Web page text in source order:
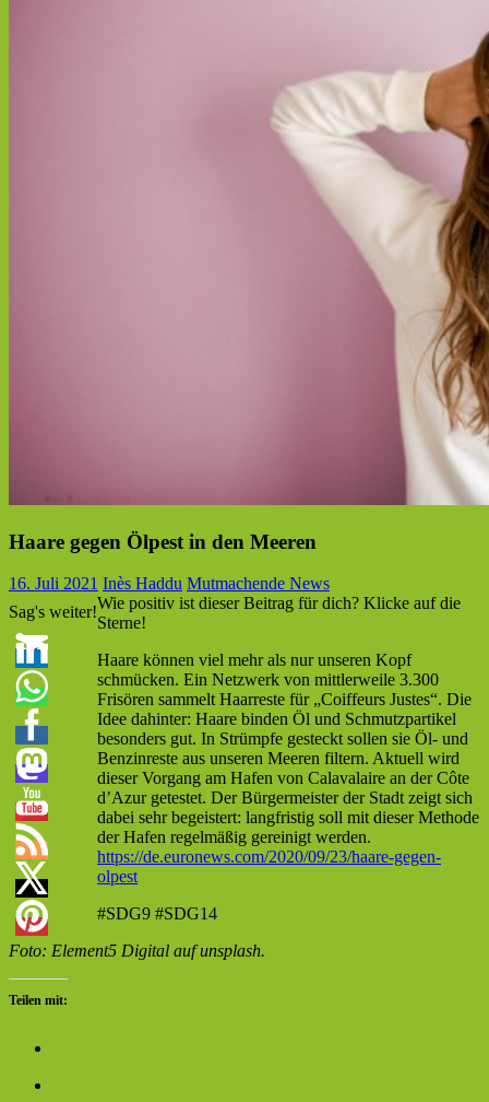
Haare gegen Ölpest in den Meeren
16. Juli 2021 Inès Haddu Mutmachende News
Sag's weiter!Wie positiv ist dieser Beitrag für dich? Klicke auf die
Sterne!
Haare können viel mehr als nur unseren Kopf
schmücken. Ein Netzwerk von mittlerweile 3.300
Frisören sammelt Haarreste für „Coiffeurs Justes“. Die
Idee dahinter: Haare binden Öl und Schmutzpartikel
besonders gut. In Strümpfe gesteckt sollen sie Öl- und
Benzinreste aus unseren Meeren filtern. Aktuell wird
dieser Vorgang am Hafen von Calavalaire an der Côte
d’Azur getestet. Der Bürgermeister der Stadt zeigt sich
dabei sehr begeistert: langfristig soll mit dieser Methode
der Hafen regelmäßig gereinigt werden.
https://de.euronews.com/2020/09/23/haare-gegen-
olpest
#SDG9 #SDG14
Foto: Element5 Digital auf unsplash.
Teilen mit: